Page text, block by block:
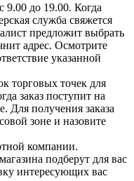
9.00 до 19.00. Когда
служба свяжется
предложит выбрать
адрес. Осмотрите
указанной
торговых точек для
заказ поступит на
Для получения заказа
зоне и назовите
компании.
подберут для вас
интересующих вас